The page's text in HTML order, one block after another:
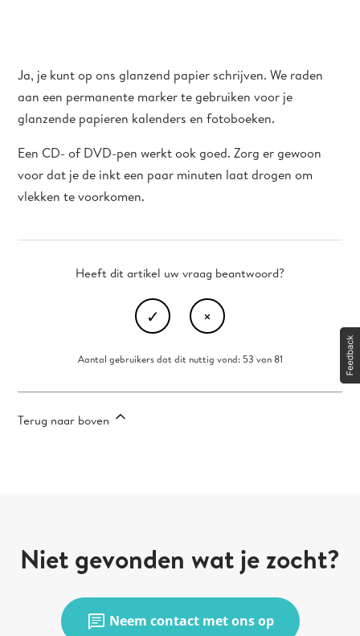
Ja, je kunt op ons glanzend papier schrijven. We raden
aan een permanente marker te gebruiken voor je
glanzende papieren kalenders en fotoboeken.
Een CD- of DVD-pen werkt ook goed. Zorg er gewoon
voor dat je de inkt een paar minuten laat drogen om
vlekken te voorkomen.
Heeft dit artikel uw vraag beantwoord?
Aantal gebruikers dat dit nuttig vond: 53 van 81
Terug naar boven
Niet gevonden wat je zocht?
chat Neem contact met ons op